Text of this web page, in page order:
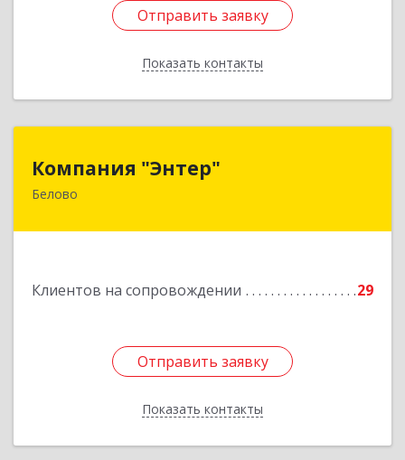
Отправить заявку
Показать контакты
Отправить заявку
Назад
Компания "Энтер"
Белово
Клиентов на сопровождении 29
Отправить заявку
Показать контакты
652600, Кемеровская обл, Белово г, Почтовый
Отправить заявку
Назад